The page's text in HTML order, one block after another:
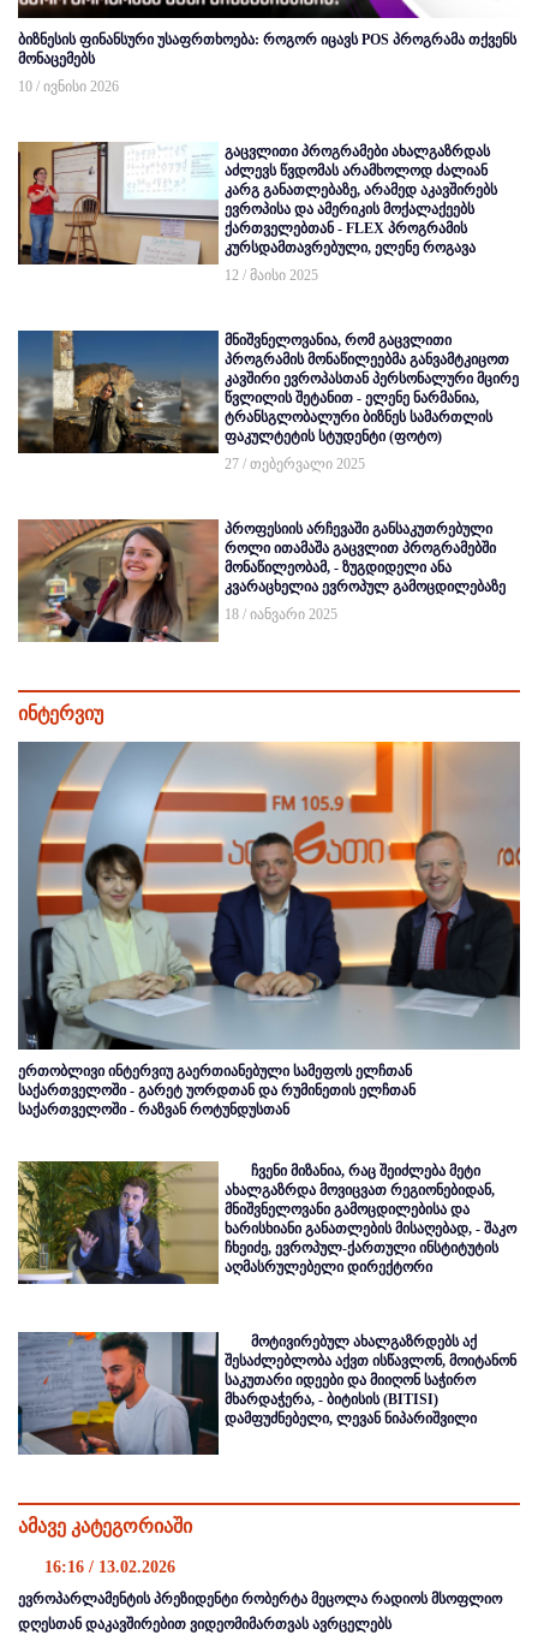
ბიზნესის ფინანსური უსაფრთხოება: როგორ იცავს POS პროგრამა თქვენს
მონაცემებს
10 / ივნისი 2026
გაცვლითი პროგრამები ახალგაზრდას
აძლევს წვდომას არამხოლოდ ძალიან
კარგ განათლებაზე, არამედ აკავშირებს
ევროპისა და ამერიკის მოქალაქეებს
ქართველებთან - FLEX პროგრამის
კურსდამთავრებული, ელენე როგავა
12 / მაისი 2025
მნიშვნელოვანია, რომ გაცვლითი
პროგრამის მონაწილეებმა განვამტკიცოთ
კავშირი ევროპასთან პერსონალური მცირე
წვლილის შეტანით - ელენე ნარმანია,
ტრანსგლობალური ბიზნეს სამართლის
ფაკულტეტის სტუდენტი (ფოტო)
27 / თებერვალი 2025
პროფესიის არჩევაში განსაკუთრებული
როლი ითამაშა გაცვლით პროგრამებში
მონაწილეობამ, - ზუგდიდელი ანა
კვარაცხელია ევროპულ გამოცდილებაზე
18 / იანვარი 2025
ინტერვიუ
ერთობლივი ინტერვიუ გაერთიანებული სამეფოს ელჩთან
საქართველოში - გარეტ უორდთან და რუმინეთის ელჩთან
საქართველოში - რაზვან როტუნდუსთან
ჩვენი მიზანია, რაც შეიძლება მეტი
ახალგაზრდა მოვიცვათ რეგიონებიდან,
მნიშვნელოვანი გამოცდილებისა და
ხარისხიანი განათლების მისაღებად, - შაკო
ჩხეიძე, ევროპულ-ქართული ინსტიტუტის
აღმასრულებელი დირექტორი
მოტივირებულ ახალგაზრდებს აქ
შესაძლებლობა აქვთ ისწავლონ, მოიტანონ
საკუთარი იდეები და მიიღონ საჭირო
მხარდაჭერა, - ბიტისის (BITISI)
დამფუძნებელი, ლევან ნიპარიშვილი
ამავე კატეგორიაში
16:16 / 13.02.2026
ევროპარლამენტის პრეზიდენტი რობერტა მეცოლა რადიოს მსოფლიო
დღესთან დაკავშირებით ვიდეომიმართვას ავრცელებს